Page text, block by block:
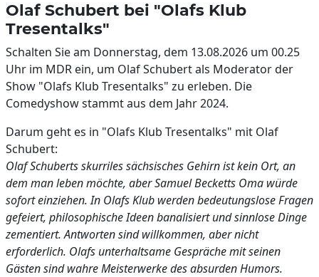
Olaf Schubert bei "Olafs Klub
Tresentalks"
Schalten Sie am Donnerstag, dem 13.08.2026 um 00.25
Uhr im MDR ein, um Olaf Schubert als Moderator der
Show "Olafs Klub Tresentalks" zu erleben. Die
Comedyshow stammt aus dem Jahr 2024.
Darum geht es in "Olafs Klub Tresentalks" mit Olaf
Schubert:
Olaf Schuberts skurriles sächsisches Gehirn ist kein Ort, an
dem man leben möchte, aber Samuel Becketts Oma würde
sofort einziehen. In Olafs Klub werden bedeutungslose Fragen
gefeiert, philosophische Ideen banalisiert und sinnlose Dinge
zementiert. Antworten sind willkommen, aber nicht
erforderlich. Olafs unterhaltsame Gespräche mit seinen
Gästen sind wahre Meisterwerke des absurden Humors.